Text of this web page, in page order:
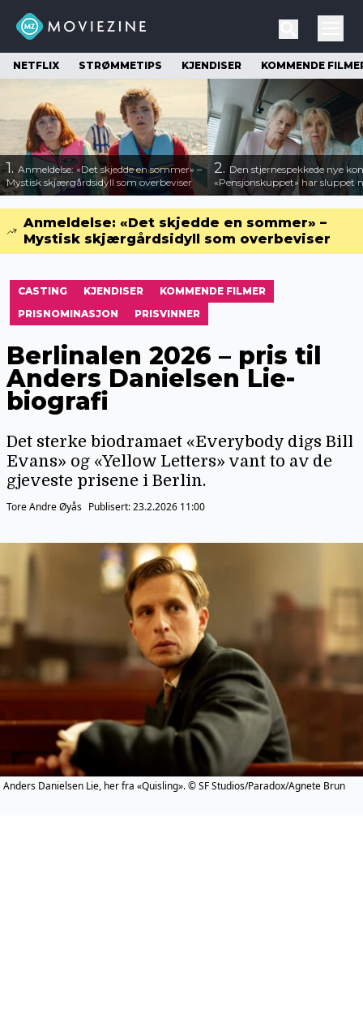
NETFLIX STRØMMETIPS KJENDISER KOMMENDE
1.Anmeldelse: «Det skjedde en sommer» –
Mystisk skjærgårdsidyll som overbeviser
2. Den stjernespekkede nye
«Pensjonskuppet» har sluppet
Anmeldelse: «Det skjedde en sommer» –
Mystisk skjærgårdsidyll som overbeviser
CASTING KJENDISER
KOMMENDE FILMER
PRISNOMINASJON
PRISVINNER
Berlinalen 2026 – pris til
Anders Danielsen Lie-
biografi
Det sterke biodramaet «Everybody digs Bill
Evans» og «Yellow Letters» vant to av de
gjeveste prisene i Berlin.
Tore Andre Øyås Publisert:23.2.2026 11:00
Anders Danielsen Lie, her fra «Quisling». © SF Studios/Paradox/Agnete Brun